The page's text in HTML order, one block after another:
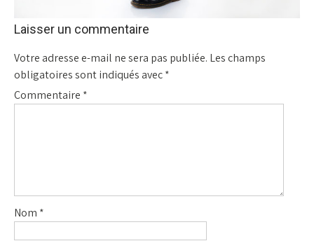
Laisser un commentaire
Votre adresse e-mail ne sera pas publiée. Les champs
obligatoires sont indiqués avec*
Commentaire *
Nom *